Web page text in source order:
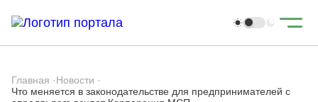
Главная ·Новости ·
Что меняется в законодательстве для предпринимателей с